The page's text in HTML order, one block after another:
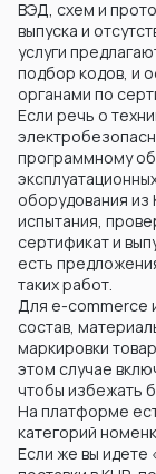
ВЭД, схем и
выпуска и
услуги
подбор кодов, и
органами по
Если речь о
программному
оборудования из
испытания,
сертификат и
есть
таких работ.
Для e-commerce
состав,
маркировки
этом случае
чтобы избежать
На платформе
категорий
Если же вы идете